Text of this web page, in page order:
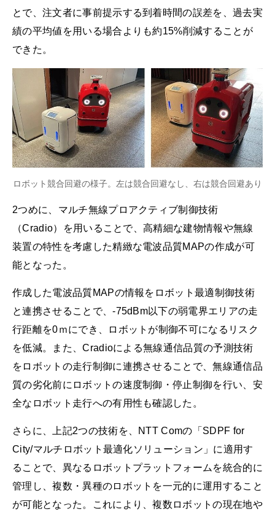
とで、注文者に事前提示する到着時間の誤差を、過去実
績の平均値を用いる場合よりも約15%削減することが
できた。
ロボット競合回避の様子。左は競合回避なし、右は競合回避あり
2つめに、マルチ無線プロアクティブ制御技術
（Cradio）を用いることで、高精細な建物情報や無線
装置の特性を考慮した精緻な電波品質MAPの作成が可
能となった。
作成した電波品質MAPの情報をロボット最適制御技術
と連携させることで、-75dBm以下の弱電界エリアの走
行距離を0ｍにでき、ロボットが制御不可になるリスク
を低減。また、Cradioによる無線通信品質の予測技術
をロボットの走行制御に連携させることで、無線通信品
質の劣化前にロボットの速度制御・停止制御を行い、安
全なロボット走行への有用性も確認した。
さらに、上記2つの技術を、NTT Comの「SDPF for
City/マルチロボット最適化ソリューション」に適用す
ることで、異なるロボットプラットフォームを統合的に
管理し、複数・異種のロボットを一元的に運用すること
が可能となった。これにより、複数ロボットの現在地や